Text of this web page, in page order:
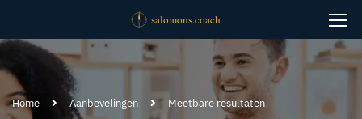
Home Aanbevelingen Meetbare resultaten